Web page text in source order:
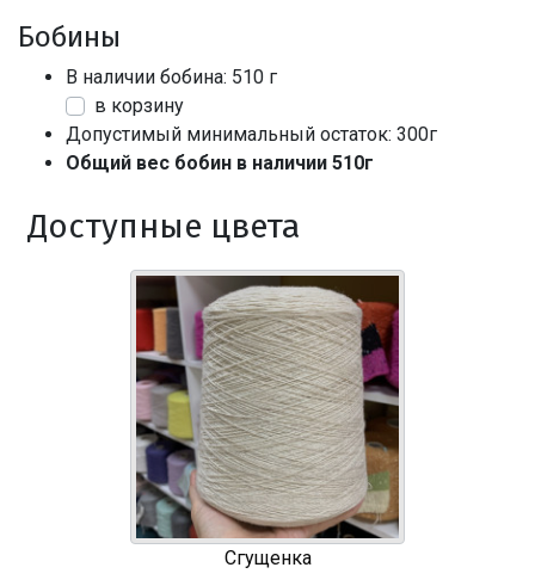
Бобины
В наличии бобина: 510 г
в корзину
Допустимый минимальный остаток: 300г
Общий вес бобин в наличии 510г
Доступные цвета
Сгущенка